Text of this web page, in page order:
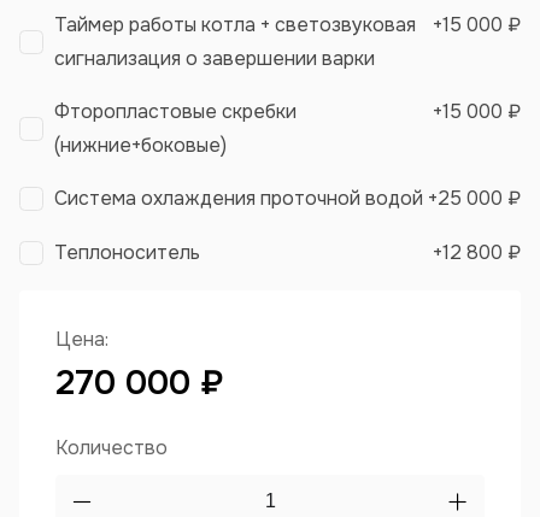
Таймер работы котла + светозвуковая
сигнализация о завершении варки
+15 000 ₽
Фторопластовые скребки
(нижние+боковые)
+15 000 ₽
Система охлаждения проточной водой +25 000 ₽
Теплоноситель +12 800 ₽
Цена:
270 000 ₽
Количество